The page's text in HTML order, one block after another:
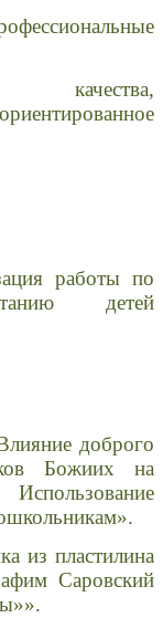
качества,
работы по
детей
доброго
Божиих на
Использование
из пластилина
Саровский